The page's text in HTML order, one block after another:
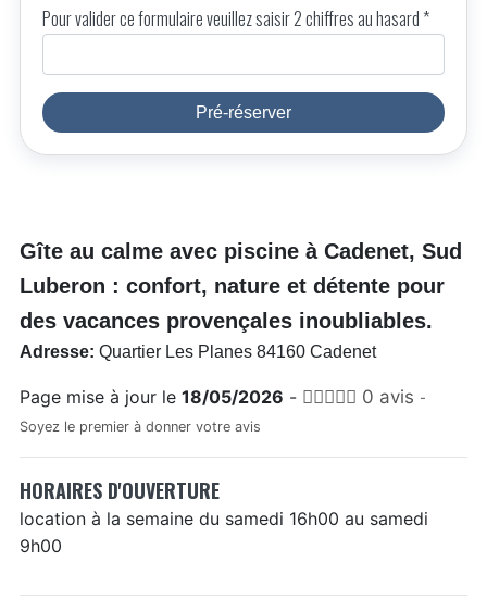
Gîte au calme avec piscine à Cadenet, Sud
Luberon : confort, nature et détente pour
des vacances provençales inoubliables.
Adresse: Quartier Les Planes 84160 Cadenet
Page mise à jour le 18/05/2026 - 0 avis -
Soyez le premier à donner votre avis
HORAIRES D'OUVERTURE
location à la semaine du samedi 16h00 au samedi
9h00
Pour valider ce formulaire veuillez saisir 2 chiffres au hasard *
Pré-réserver